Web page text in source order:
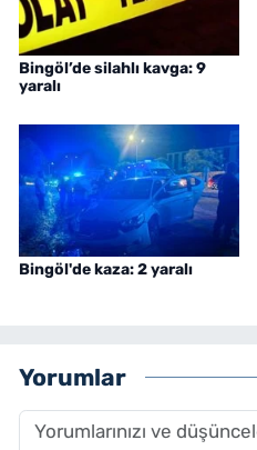
Bingöl’de silahlı kavga: 9
yaralı
Bingöl'de kaza: 2 yaralı
Yorumlar